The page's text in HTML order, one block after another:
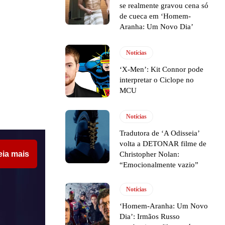
mais
se realmente gravou cena só
de cueca em ‘Homem-
Aranha: Um Novo Dia’
Notícias
‘X-Men’: Kit Connor pode
interpretar o Ciclope no
MCU
Notícias
Tradutora de ‘A Odisseia’
volta a DETONAR filme de
Christopher Nolan:
“Emocionalmente vazio”
Notícias
‘Homem-Aranha: Um Novo
Dia’: Irmãos Russo